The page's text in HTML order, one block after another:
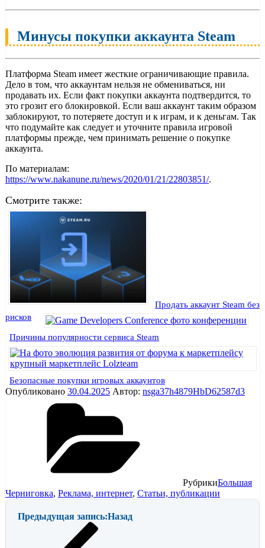
Минусы покупки аккаунта Steam
Платформа Steam имеет жесткие ограничивающие правила.
Дело в том, что аккаунтам нельзя не обмениваться, ни
продавать их. Если факт покупки аккаунта подтвердится, то
это грозит его блокировкой. Если ваш аккаунт таким образом
заблокируют, то потеряете доступ и к играм, и к деньгам. Так
что подумайте как следует и уточните правила игровой
платформы прежде, чем принимать решение о покупке
аккаунта.
По материалам:
https://www.nakanune.ru/news/2020/01/21/22803851/.
Смотрите также:
Продать аккаунт Steam без
рисков
Причины популярности сервиса Steam
Безопасные покупки игровых аккаунтов
Опубликовано 30.04.2025 Автор: nsga37h4879HbD62587d3
РубрикиБольшая
Черниговка, Реклама, интернет, Статьи, публикации
Предыдущая запись:Назад